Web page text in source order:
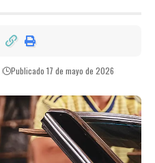
Publicado 17 de mayo de 2026